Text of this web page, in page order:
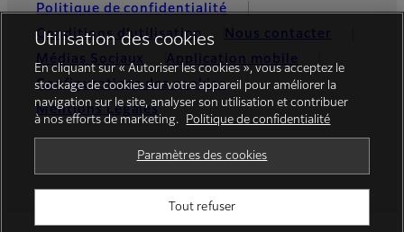
Politique de confidentialité
Conditions d’utilisation
Nous contacter
Médias Sociaux
Application mobile
Configurations des cookies
Mentions Légales
Global site
© FUJIFILM Europe GmbH
Utilisation des cookies
En cliquant sur « Autoriser les cookies », vous acceptez le
stockage de cookies sur votre appareil pour améliorer la
navigation sur le site, analyser son utilisation et contribuer
à nos efforts de marketing.
Politique de confidentialité
Paramètres des cookies
Tout refuser